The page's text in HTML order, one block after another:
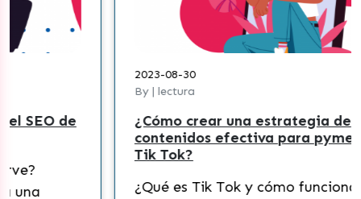
¿Cómo crear una estrategia de
contenidos efectiva para pymes en
¿Qué es Tik Tok y cómo funciona?